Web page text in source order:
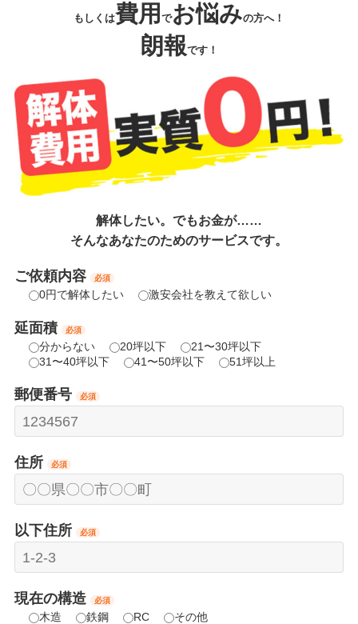
もしくは費用 でお悩みの方へ！
朗報です！
解体したい。でもお金が……
そんなあなたのためのサービスです。
ご依頼内容 必須
0円で解体したい 激安会社を教えて欲しい
延面積 必須
分からない 20坪以下
21〜30坪以下
31〜40坪以下
41〜50坪以下 51坪以上
郵便番号 必須
住所 必須
以下住所 必須
現在の構造 必須
木造 鉄鋼 RC その他